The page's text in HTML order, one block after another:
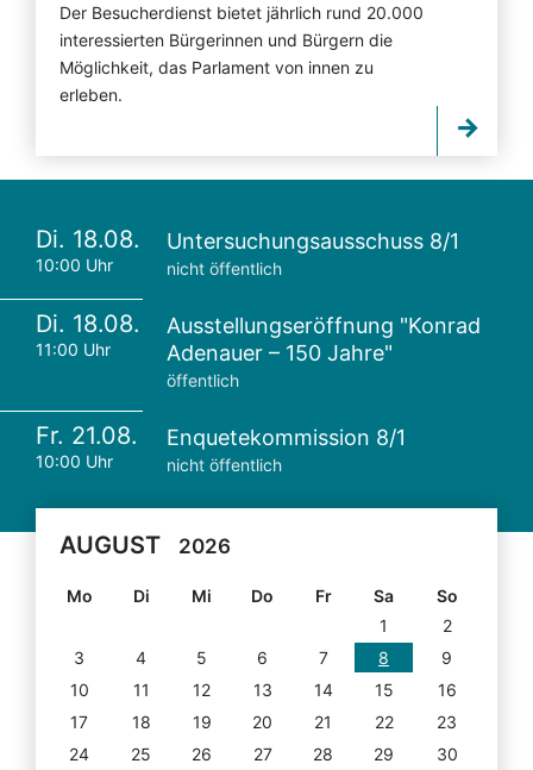
Der Besucherdienst bietet jährlich rund 20.000
interessierten Bürgerinnen und Bürgern die
Möglichkeit, das Parlament von innen zu
erleben.
Di. 18.08.
10:00 Uhr
Untersuchungsausschuss 8/1
nicht öffentlich
Di. 18.08.
11:00 Uhr
Ausstellungseröffnung "Konrad
Adenauer – 150 Jahre"
öffentlich
Fr. 21.08.
10:00 Uhr
Enquetekommission 8/1
nicht öffentlich
AUGUST 2026
Mo Di Mi Do Fr Sa
So
1
2
3
4 5 6 7 8
9
10
11 12 13 14 15
16
17
18 19 20 21 22
23
24
25 26 27 28 29
30